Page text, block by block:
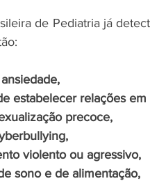
de Pediatria já
de estabelecer relações
precoce,
violento ou agressivo,
de sono e de alimentação,